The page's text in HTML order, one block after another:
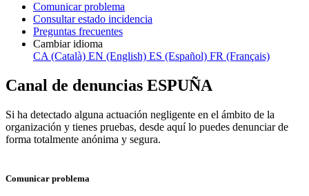
Comunicar problema
Consultar estado incidencia
Preguntas frecuentes
Cambiar idioma
CA (Català) EN (English) ES (Español) FR (Français)
Canal de denuncias ESPUÑA
Si ha detectado alguna actuación negligente en el ámbito de la
organización y tienes pruebas, desde aquí lo puedes denunciar de
forma totalmente anónima y segura.
Comunicar problema